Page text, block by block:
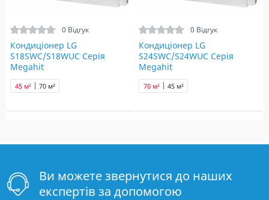
0 Відгук
Кондиціонер LG
S18SWC/S18WUC Серія
Megahit
45 м² 70 м²
0 Відгук
Кондиціонер LG
S24SWC/S24WUC Серія
Megahit
45 м²
70 м²
Ви можете звернутися до наших
експертів за допомогою